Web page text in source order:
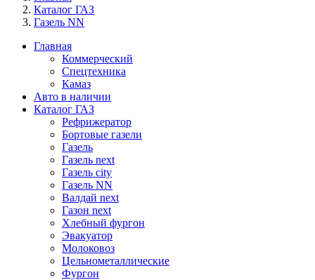
Каталог ГАЗ
Газель NN
Главная
Коммерческий
Спецтехника
Камаз
Авто в наличии
Каталог ГАЗ
Рефрижератор
Бортовые газели
Газель
Газель next
Газель city
Газель NN
Валдай next
Газон next
Хлебный фургон
Эвакуатор
Молоковоз
Цельнометаллические
Фургон